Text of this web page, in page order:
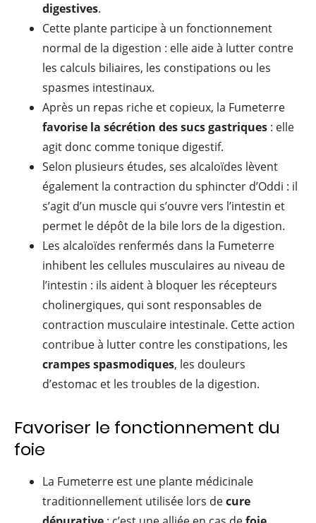
digestives.
Cette plante participe à un fonctionnement
normal de la digestion : elle aide à lutter contre
les calculs biliaires, les constipations ou les
spasmes intestinaux.
Après un repas riche et copieux, la Fumeterre
favorise la sécrétion des sucs gastriques : elle
agit donc comme tonique digestif.
Selon plusieurs études, ses alcaloïdes lèvent
également la contraction du sphincter d’Oddi : il
s’agit d’un muscle qui s’ouvre vers l’intestin et
permet le dépôt de la bile lors de la digestion.
Les alcaloïdes renfermés dans la Fumeterre
inhibent les cellules musculaires au niveau de
l’intestin : ils aident à bloquer les récepteurs
cholinergiques, qui sont responsables de
contraction musculaire intestinale. Cette action
contribue à lutter contre les constipations, les
crampes spasmodiques, les douleurs
d’estomac et les troubles de la digestion.
Favoriser le fonctionnement du
foie
La Fumeterre est une plante médicinale
traditionnellement utilisée lors decure